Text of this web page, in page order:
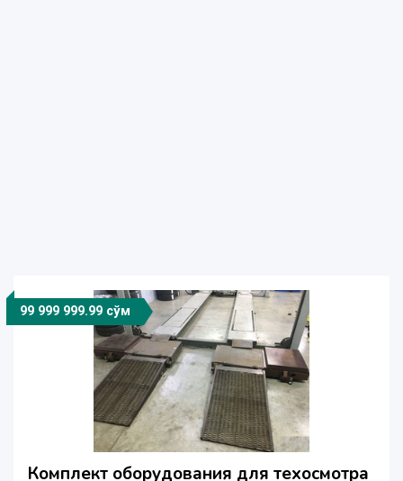
99 999 999.99 сўм
Комплект оборудования для техосмотра